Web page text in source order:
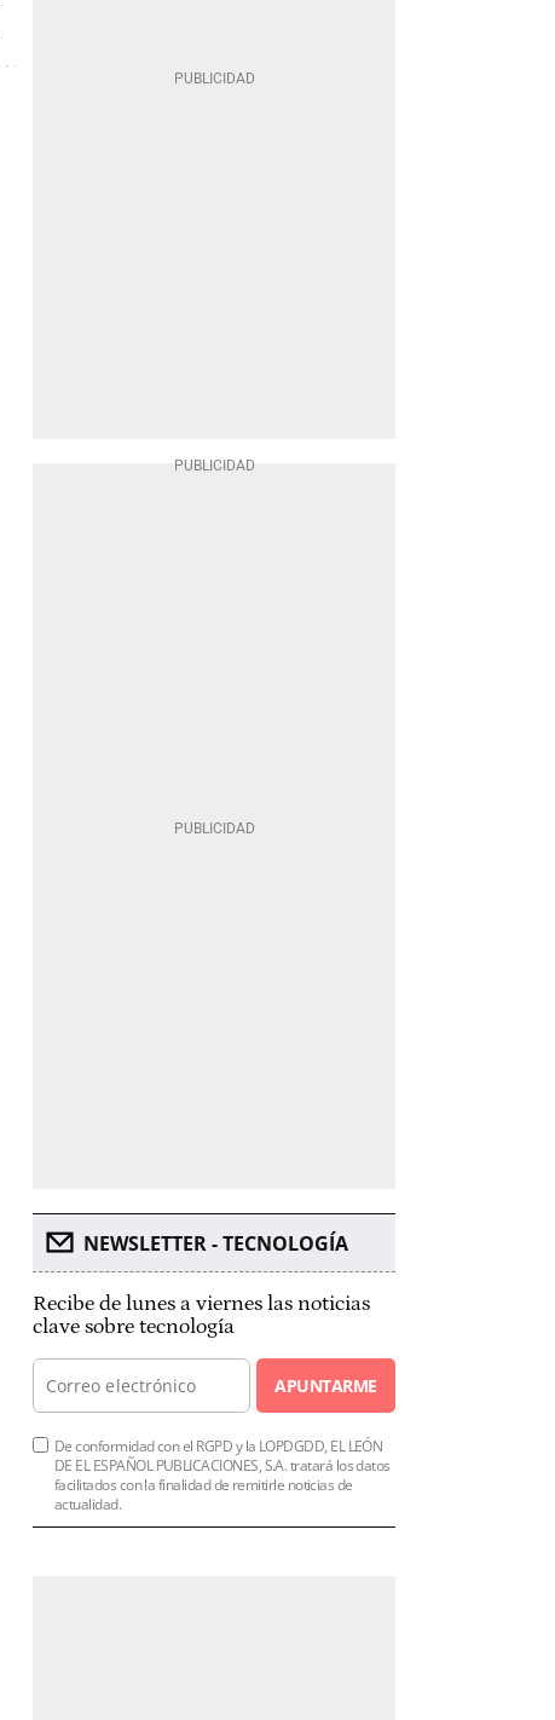
NEWSLETTER - TECNOLOGÍA
Recibe de lunes a viernes las noticias
clave sobre tecnología
APUNTARME
De conformidad con el RGPD y la LOPDGDD, EL LEÓN
DE EL ESPAÑOL PUBLICACIONES, S.A. tratará los datos
facilitados con la finalidad de remitirle noticias de
actualidad.